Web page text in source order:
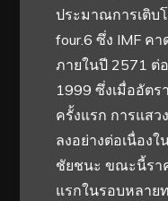
ประมาณการเติบ
four.6 ซึ่ง IMF ค
ภายในปี 2571 ต่
1999 ซึ่งเมื่ออัตร
ครั้งแรก การแสว
ลงอย่างต่อเนื่อง
ชัยชนะ ขณะนี้รา
แรกในรอบหลาย